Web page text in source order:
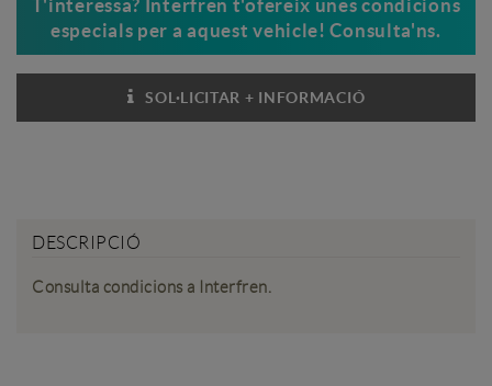
T'interessa? Interfren t'ofereix unes condicions
especials per a aquest vehicle! Consulta'ns.
SOL·LICITAR + INFORMACIÓ
DESCRIPCIÓ
Consulta condicions a Interfren.